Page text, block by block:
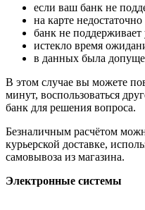
если ваш банк не
на карте
банк не поддерживает
истекло время
в данных была
В этом случае вы можете
минут, воспользоваться
банк для решения вопроса.
Безналичным расчётом
курьерской доставке,
самовывоза из магазина.
Электронные системы